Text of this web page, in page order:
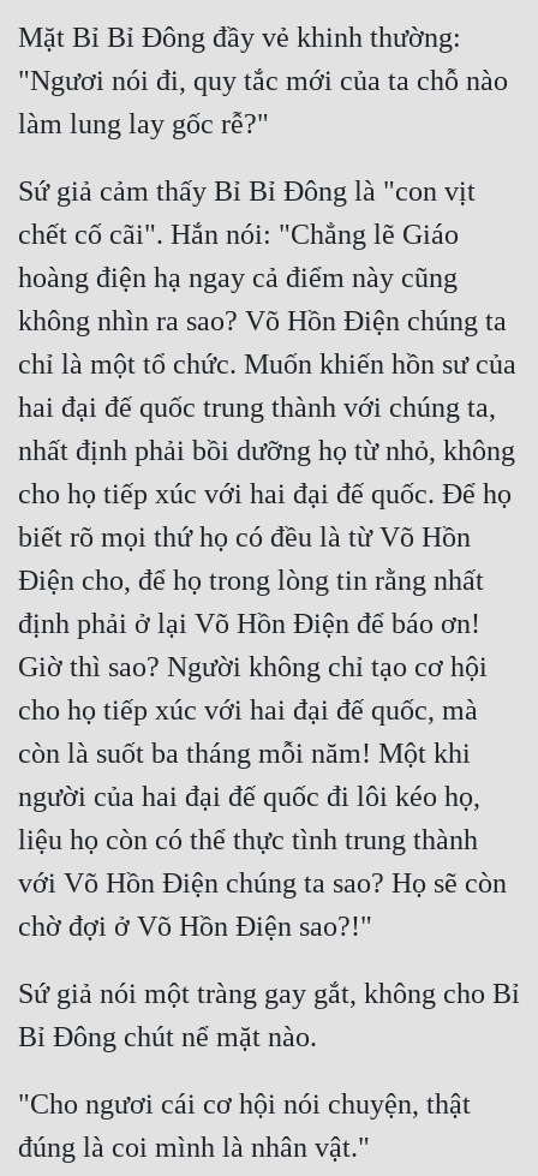
Tu Chân
Tu Tiên
Tội Phạm
Võ Hiệp
Võng Du
Xuyên Không
Xuyên Nhanh
Xuyên Sách
Xuyên Thư
Điền Văn
Đông Phương Huyền Huyễn
Đồng Nhân
Cẩu Đạo Trường Sinh
Ngự Thú
Truyện Nam
Truyện Nữ
Vô Địch Lưu
Xây Dựng Thế Lực
Mặt Bỉ Bỉ Đông đầy vẻ khinh thường:
"Ngươi nói đi, quy tắc mới của ta chỗ nào
Sứ giả cảm thấy Bỉ Bỉ Đông là "con vịt
chết cố cãi". Hắn nói: "Chẳng lẽ Giáo
hoàng điện hạ ngay cả điểm này cũng
không nhìn ra sao? Võ Hồn Điện chúng ta
chỉ là một tổ chức. Muốn khiến hồn sư của
hai đại đế quốc trung thành với chúng ta,
nhất định phải bồi dưỡng họ từ nhỏ, không
cho họ tiếp xúc với hai đại đế quốc. Để họ
biết rõ mọi thứ họ có đều là từ Võ Hồn
Điện cho, để họ trong lòng tin rằng nhất
định phải ở lại Võ Hồn Điện để báo ơn!
Giờ thì sao? Người không chỉ tạo cơ hội
cho họ tiếp xúc với hai đại đế quốc, mà
còn là suốt ba tháng mỗi năm! Một khi
người của hai đại đế quốc đi lôi kéo họ,
liệu họ còn có thể thực tình trung thành
với Võ Hồn Điện chúng ta sao? Họ sẽ còn
Sứ giả nói một tràng gay gắt, không cho Bỉ
"Cho ngươi cái cơ hội nói chuyện, thật